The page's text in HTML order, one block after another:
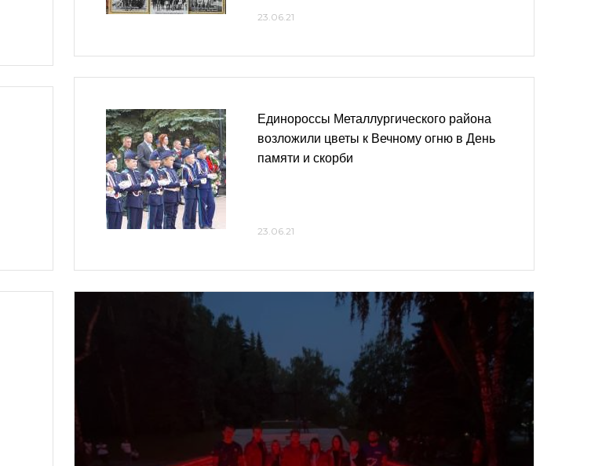
23.06.21
Единороссы Металлургического района
возложили цветы к Вечному огню в День
памяти и скорби
23.06.21